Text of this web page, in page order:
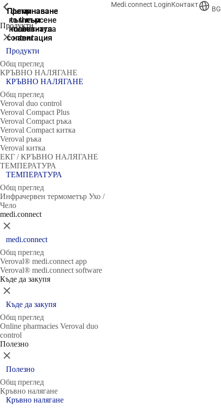
Преминаване
към търсене
Преминаване
към
основната
навигация
Преминаване
към
основната
навигация
Jump
to the
main
content
Преминаване
към
колонтитула
Medi.connect LoginКонтакт
BG
Продукти
ShowPrevious
Затвори
Продукти
Общ преглед
КРЪВНО НАЛЯГАНЕ
ShowPrevious
КРЪВНО НАЛЯГАНЕ
Общ преглед
Veroval duo control
Veroval Compact Plus
Veroval Compact ръка
Veroval Compact китка
Veroval ръка
Veroval китка
ЕКГ / КРЪВНО НАЛЯГАНЕ
ТЕМПЕРАТУРА
ShowPrevious
ТЕМПЕРАТУРА
Общ преглед
Инфрачервен термометър Ухо /
Чело
medi.connect
ShowPrevious
Затвори
medi.connect
Общ преглед
Veroval® medi.connect app
Veroval® medi.connect software
Къде да закупя
ShowPrevious
Затвори
Къде да закупя
Общ преглед
Online pharmacies Veroval duo
control
Полезно
ShowPrevious
Затвори
Полезно
Общ преглед
Кръвно налягане
ShowPrevious
Кръвно налягане
ShowPrevious